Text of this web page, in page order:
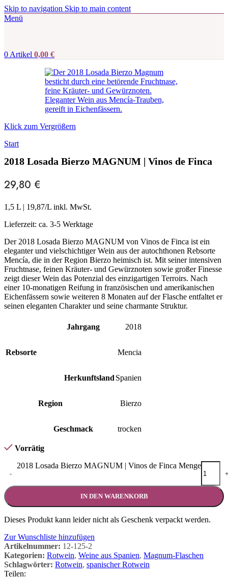
Skip to navigation Skip to main content
Menü
0 Artikel 0,00 €
Klick zum Vergrößern
Start
2018 Losada Bierzo MAGNUM | Vinos de Finca
29,80 €
1,5 L | 19,87/L inkl. MwSt.
Lieferzeit: ca. 3-5 Werktage
Der 2018 Losada Bierzo MAGNUM von Vinos de Finca ist ein
eleganter und vielschichtiger Wein aus der autochthonen Rebsorte
Mencía, die in der Region Bierzo heimisch ist. Mit seiner intensiven
Fruchtnase, feinen Kräuter- und Gewürznoten sowie großer Finesse
zeigt dieser Wein das Potenzial des einzigartigen Terroirs. Nach
einer 10-monatigen Reifung in französischen und amerikanischen
Eichenfässern sowie weiteren 8 Monaten auf der Flasche entfaltet er
seinen eleganten Charakter und seine charmante Struktur.
Jahrgang 2018
Rebsorte Mencia
Herkunftsland Spanien
Region Bierzo
Geschmack trocken
Vorrätig
-
2018 Losada Bierzo MAGNUM | Vinos de Finca Menge
IN DEN WARENKORB
Dieses Produkt kann leider nicht als Geschenk verpackt werden.
Zur Wunschliste hinzufügen
Artikelnummer: 12-125-2
Kategorien: Rotwein, Weine aus Spanien, Magnum-Flaschen
Schlagwörter: Rotwein, spanischer Rotwein
Teilen: